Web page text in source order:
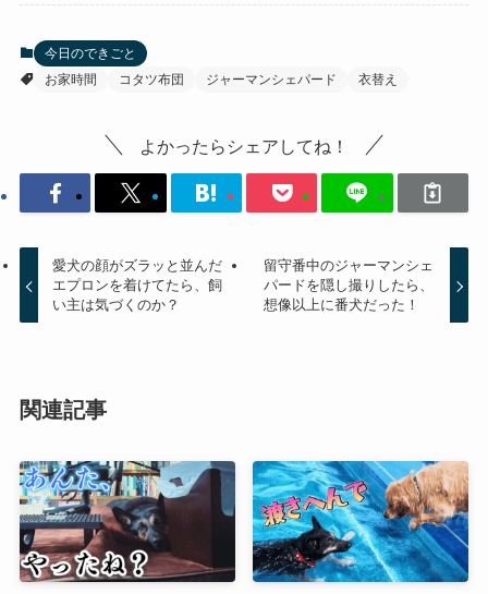
今日のできごと
お家時間
コタツ布団 ジャーマンシェパード 衣替え
よかったらシェアしてね！
愛犬の顔がズラッと並んだ
エプロンを着けてたら、飼
い主は気づくのか？
留守番中のジャーマンシェ
パードを隠し撮りしたら、
想像以上に番犬だった！
関連記事